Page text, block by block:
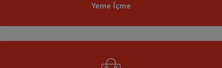
Yeme İçme